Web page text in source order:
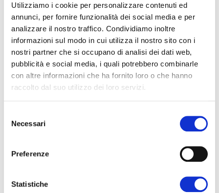
Utilizziamo i cookie per personalizzare contenuti ed
annunci, per fornire funzionalità dei social media e per
analizzare il nostro traffico. Condividiamo inoltre
informazioni sul modo in cui utilizza il nostro sito con i
nostri partner che si occupano di analisi dei dati web,
pubblicità e social media, i quali potrebbero combinarle
con altre informazioni che ha fornito loro o che hanno
raccolto dal suo utilizzo dei loro servizi.
delNecessari
Preferenze
Statistiche